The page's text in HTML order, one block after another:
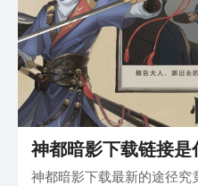
神都暗影下载链接是
神都暗影下载最新的途径